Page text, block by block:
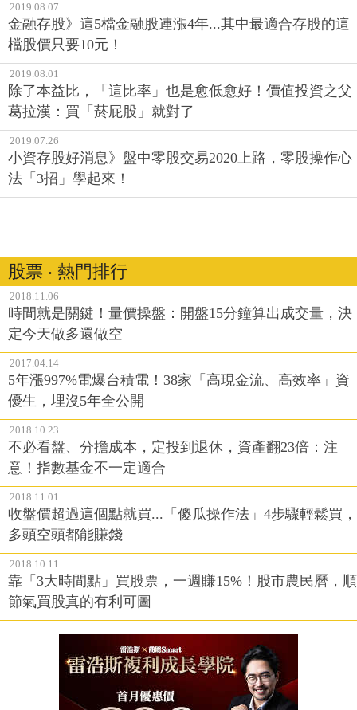
2019.08.07
金融存股》這5檔金融股連漲4年...其中最適合存股的這
檔股價只要10元！
2019.08.01
除了本益比，「這比率」也是愈低愈好！價值投資之父
葛拉漢：買「菸屁股」就對了
2019.07.26
小資存股好消息》盤中零股交易2020上路，零股操作心
法「3招」學起來！
股票 ‧ 熱門排行
2018.11.06
時間就是關鍵！量價操盤：開盤15分鐘算出成交量，決
定今天做多還做空
2017.04.14
5年漲997%電爆台積電！38家「高現金流、高效率」資
優生，埋沒5年全公開
2018.10.23
不必看盤、分擔成本，定投到退休，資產翻23倍：注
意！指數基金不一定適合
2018.11.01
收盤價超過這個點就買...「傻瓜操作法」4步驟輕鬆買，
多頭空頭都能賺錢
2018.10.11
靠「3大時間點」買股票，一週賺15%！股市農民曆，順
節氣買股真的有利可圖